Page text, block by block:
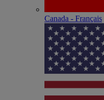
Canada - Français